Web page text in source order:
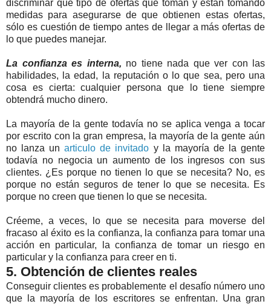
discriminar qué tipo de ofertas que toman y están tomando
medidas para asegurarse de que obtienen estas ofertas,
sólo es cuestión de tiempo antes de llegar a más ofertas de
lo que puedes manejar.
La confianza es interna, no tiene nada que ver con las
habilidades, la edad, la reputación o lo que sea, pero una
cosa es cierta: cualquier persona que lo tiene siempre
obtendrá mucho dinero.
La mayoría de la gente todavía no se aplica venga a tocar
por escrito con la gran empresa, la mayoría de la gente aún
no lanza unarticulo de invitado y la mayoría de la gente
todavía no negocia un aumento de los ingresos con sus
clientes. ¿Es porque no tienen lo que se necesita? No, es
porque no están seguros de tener lo que se necesita. Es
porque no creen que tienen lo que se necesita.
Créeme, a veces, lo que se necesita para moverse del
fracaso al éxito es la confianza, la confianza para tomar una
acción en particular, la confianza de tomar un riesgo en
particular y la confianza para creer en ti.
5. Obtención de clientes reales
Conseguir clientes es probablemente el desafío número uno
que la mayoría de los escritores se enfrentan. Una gran